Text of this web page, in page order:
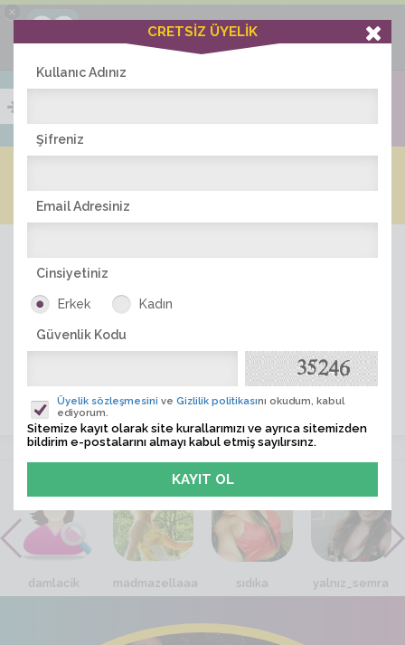
×
Ciddiask Uygulaması
+1 Hafta Gold Üyelik Kazan
Bedava - com.ciddi.ask
İNDİR
ÜYE ARA
VİTRİN
damlacik madmazellaaa sıdıka yalnız_semra
CRETSİZ ÜYELİK
Kullanıc Adınız
Şifreniz
Email Adresiniz
Cinsiyetiniz
Erkek Kadın
Güvenlik Kodu
Üyelik sözleşmesini ve Gizlilik politikasını okudum, kabul
ediyorum.
Sitemize kayıt olarak site kurallarımızı ve ayrıca sitemizden
bildirim e-postalarını almayı kabul etmiş sayılırsınz.